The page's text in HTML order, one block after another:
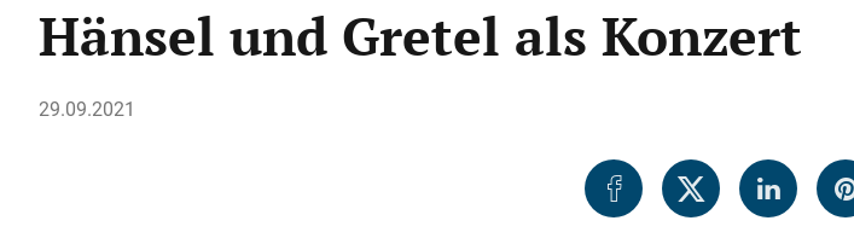
Hänsel und Gretel als Konzert
29.09.2021